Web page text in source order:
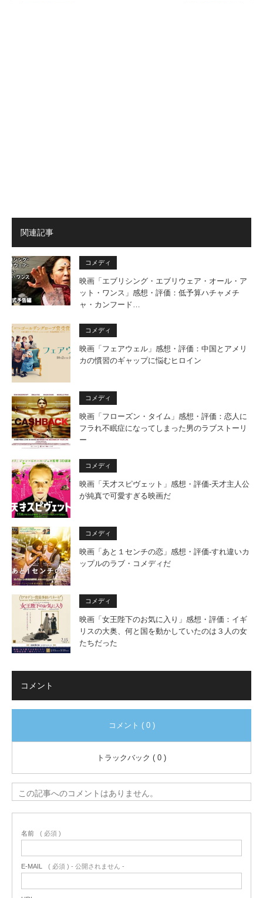
関連記事
コメディ
映画「エブリシング・エブリウェア・オール・ア
ット・ワンス」感想・評価：低予算ハチャメチ
ャ・カンフード…
コメディ
映画「フェアウェル」感想・評価：中国とアメリ
カの慣習のギャップに悩むヒロイン
コメディ
映画「フローズン・タイム」感想・評価：恋人に
フラれ不眠症になってしまった男のラブストーリ
ー
コメディ
映画「天才スピヴェット」感想・評価‐天才主人公
が純真で可愛すぎる映画だ
コメディ
映画「あと１センチの恋」感想・評価‐すれ違いカ
ップルのラブ・コメディだ
コメディ
映画「女王陛下のお気に入り」感想・評価：イギ
リスの大奥、何と国を動かしていたのは３人の女
たちだった
コメント
コメント ( 0 )
トラックバック ( 0 )
この記事へのコメントはありません。
名前 ( 必須 )
E-MAIL ( 必須 ) - 公開されません -